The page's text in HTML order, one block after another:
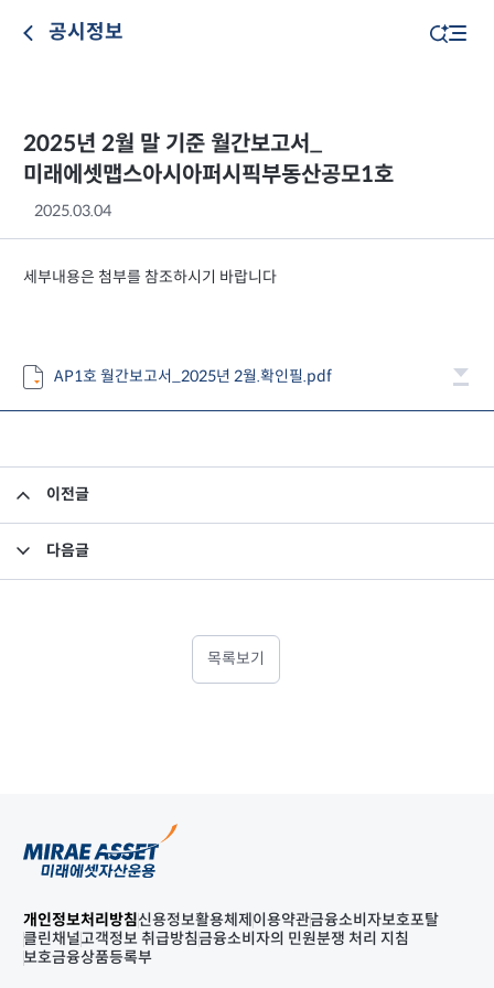
공시정보
2025년 2월 말 기준 월간보고서_
미래에셋맵스아시아퍼시픽부동산공모1호
2025.03.04
세부내용은 첨부를 참조하시기 바랍니다
AP1호 월간보고서_2025년 2월.확인필.pdf
이전글
다음글
목록보기
개인정보처리방침신용정보활용체제 이용약관금융소비자보호포탈
클린채널고객정보 취급방침금융소비자의 민원분쟁 처리 지침
보호금융상품등록부